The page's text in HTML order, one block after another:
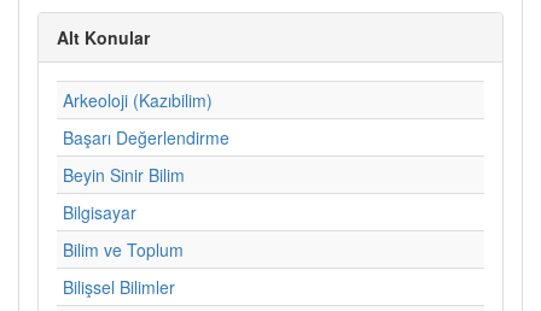
Alt Konular
Arkeoloji (Kazıbilim)
Başarı Değerlendirme
Beyin Sinir Bilim
Bilgisayar
Bilim ve Toplum
Bilişsel Bilimler